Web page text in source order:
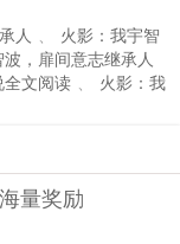
人 、
火影：我宇智
，扉间意志继承人
全文阅读 、
火影：我
量奖励